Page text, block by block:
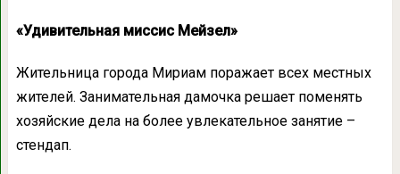
«Удивительная миссис Мейзел»
Жительница города Мириам поражает всех местных
жителей. Занимательная дамочка решает поменять
хозяйские дела на более увлекательное занятие –
стендап.